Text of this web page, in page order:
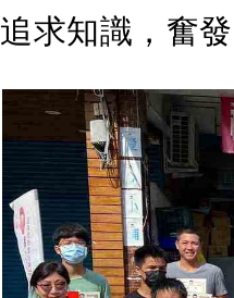
追求知識，奮